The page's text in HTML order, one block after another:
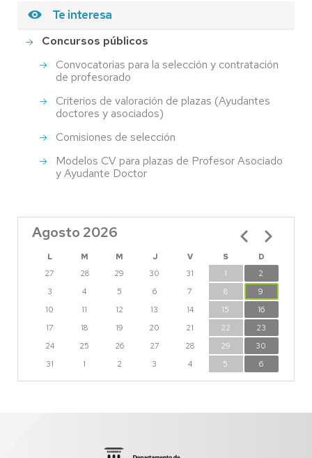
Te interesa
Concursos públicos
Convocatorias para la selección y contratación
de profesorado
Criterios de valoración de plazas (Ayudantes
doctores y asociados)
Comisiones de selección
Modelos CV para plazas de Profesor Asociado
y Ayudante Doctor
Agosto 2026
L M M J V S
D
27
28 29 30 31 1
2
3
4 5 6 7 8
9
10
11 12 13 14 15
16
17
18 19 20 21 22
23
24
25 26 27 28 29
30
31
1 2 3 4 5 6
Paginación